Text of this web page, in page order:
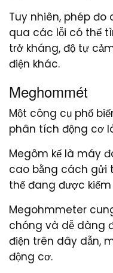
Tuy nhiên, phép
qua các lỗi có thể
trở kháng, độ tự
điện khác.
Meghommét
Một công cụ phổ
phân tích động cơ
Megôm kế là máy
cao bằng cách gửi
thể đang được
Megohmmeter
chóng và dễ dàng
điện trên dây dẫn,
động cơ.